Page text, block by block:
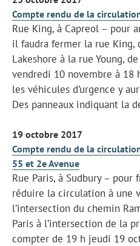
Compte rendu de la
Rue King, à Capreol – pour
il faudra fermer la rue King,
Lakeshore à la rue Young,
vendredi 10 novembre à
les véhicules d’urgence y
Des panneaux indiquant la
19 octobre 2017
Compte rendu de la
55 et 2e Avenue
Rue Paris, à Sudbury – pour
réduire la circulation à une
l’intersection du chemin
Paris à l’intersection de la
compter de 19 h jeudi 19